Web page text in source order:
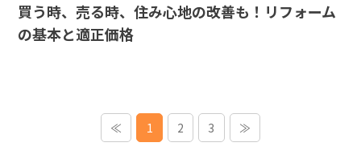
買う時、売る時、住み心地の改善も！リフォーム
の基本と適正価格
≪ 1 2 3 ≫